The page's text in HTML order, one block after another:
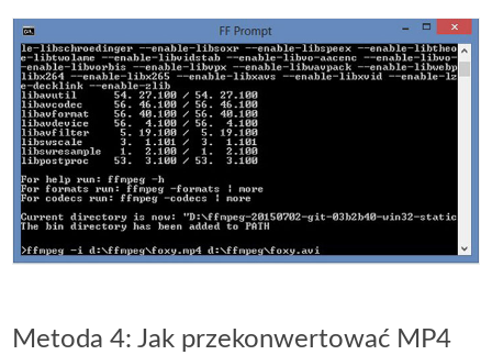
Metoda 4: Jak przekonwertować MP4